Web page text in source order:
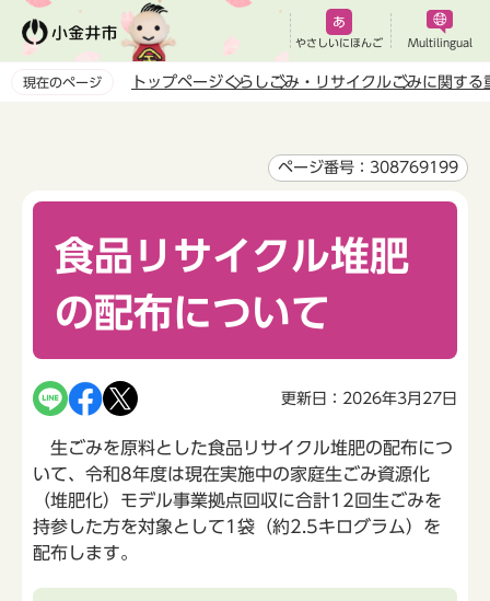
ペ
やさしいにほんご Multilingual
現在のページ トップページくらし ごみ・リサイクルごみに関する
ページ番号：308769199
食品リサイクル堆肥
の配布について
更新日：2026年3月27日
生ごみを原料とした食品リサイクル堆肥の配布につ
いて、令和8年度は現在実施中の家庭生ごみ資源化
（堆肥化）モデル事業拠点回収に合計12回生ごみを
持参した方を対象として1袋（約2.5キログラム）を
配布します。